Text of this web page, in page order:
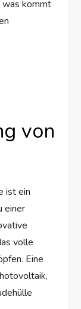
was kommt
von
ist ein
einer
volle
Eine